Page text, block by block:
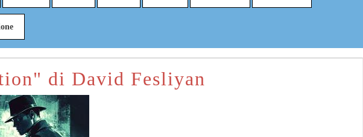
di David Fesliyan